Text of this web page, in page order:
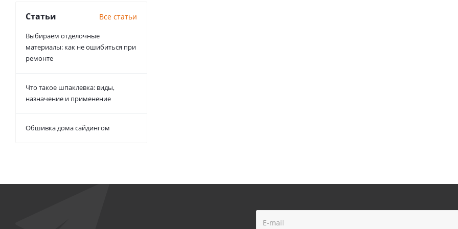
Статьи Все статьи
Выбираем отделочные
материалы: как не ошибиться при
ремонте
Что такое шпаклевка: виды,
назначение и применение
Обшивка дома сайдингом